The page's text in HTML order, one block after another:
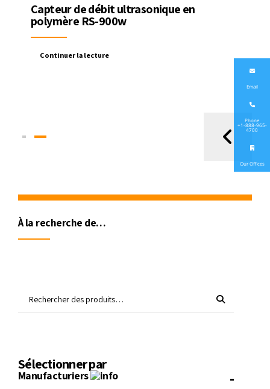
Capteur de débit ultrasonique en
polymère RS-900w
Continuer la lecture
À la recherche de…
Sélectionner par
Manufacturiers -
Email
Phone
+1-888-965-
4700
Our Offices